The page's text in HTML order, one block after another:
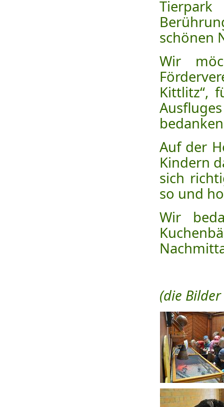
schönen
Wir
Kittlitz“,
Auf der
Kindern
sich
so und
Wir
(die